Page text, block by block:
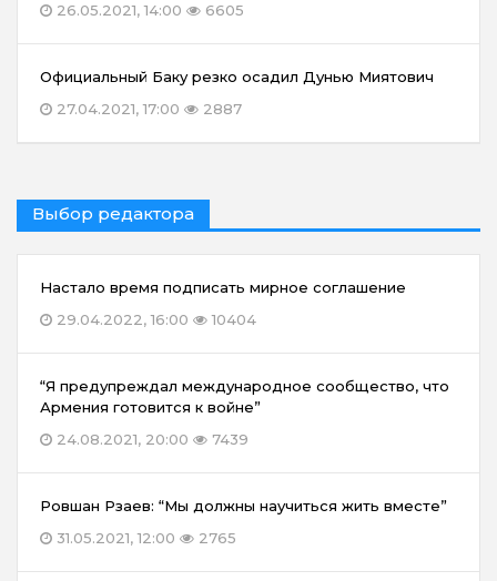
26.05.2021, 14:00
6605
Официальный Баку резко осадил Дунью Миятович
27.04.2021, 17:00
2887
Выбор редактора
Настало время подписать мирное соглашение
29.04.2022, 16:00
10404
“Я предупреждал международное сообщество, что
Армения готовится к войне”
24.08.2021, 20:00
7439
Ровшан Рзаев: “Мы должны научиться жить вместе”
31.05.2021, 12:00
2765